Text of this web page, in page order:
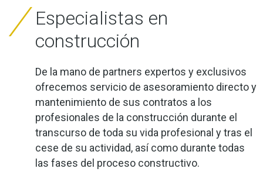
Especialistas en
construcción
De la mano de partners expertos y exclusivos
ofrecemos servicio de asesoramiento directo y
mantenimiento de sus contratos a los
profesionales de la construcción durante el
transcurso de toda su vida profesional y tras el
cese de su actividad, así como durante todas
las fases del proceso constructivo.